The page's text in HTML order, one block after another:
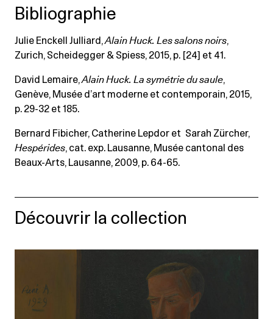
Bibliographie
Julie Enckell Julliard,Alain Huck. Les salons noirs,
Zurich, Scheidegger & Spiess, 2015, p. [24] et 41.
David Lemaire,Alain Huck. La symétrie du saule,
Genève, Musée d’art moderne et contemporain, 2015,
p. 29-32 et 185.
Bernard Fibicher, Catherine Lepdor et Sarah Zürcher,
Hespérides, cat. exp. Lausanne, Musée cantonal des
Beaux-Arts, Lausanne, 2009, p. 64-65.
Découvrir la collection